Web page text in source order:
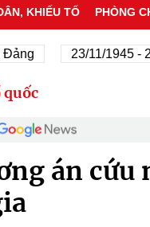
KHIẾU TỐ PHÒNG
23/11/1945 - 23/11/
án cứu